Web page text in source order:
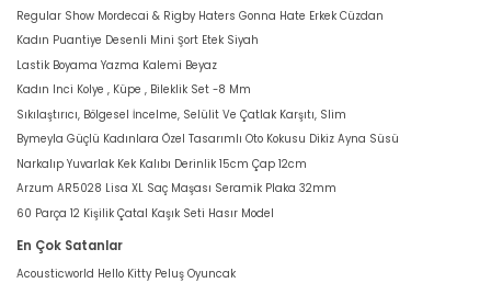
Regular Show Mordecai & Rigby Haters Gonna Hate Erkek Cüzdan
Kadın Puantiye Desenli Mini Şort Etek Siyah
Lastik Boyama Yazma Kalemi Beyaz
Kadın Inci Kolye , Küpe , Bileklik Set -8 Mm
Sıkılaştırıcı, Bölgesel İncelme, Selülit Ve Çatlak Karşıtı, Slim
Bymeyla Güçlü Kadınlara Özel Tasarımlı Oto Kokusu Dikiz Ayna Süsü
Narkalıp Yuvarlak Kek Kalıbı Derinlik 15cm Çap 12cm
Arzum AR5028 Lisa XL Saç Maşası Seramik Plaka 32mm
60 Parça 12 Kişilik Çatal Kaşık Seti Hasır Model
En Çok Satanlar
Acousticworld Hello Kitty Peluş Oyuncak